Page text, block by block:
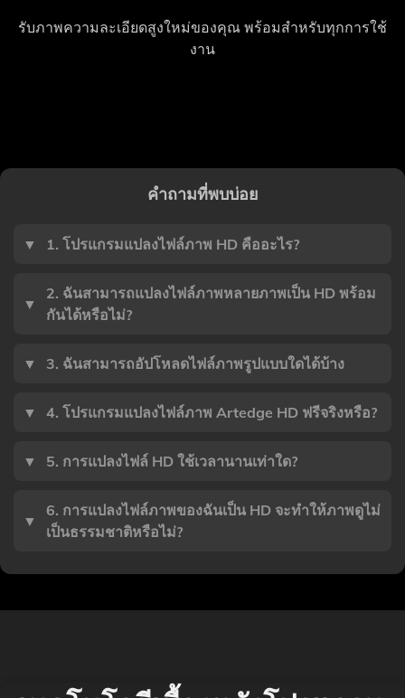
รับภาพความละเอียดสูงใหม่ของคุณ พร้อมสำหรับทุกการใช้
งาน
คำถามที่พบบ่อย
▼ 1. โปรแกรมแปลงไฟล์ภาพ HD คืออะไร?
▼
2. ฉันสามารถแปลงไฟล์ภาพหลายภาพเป็น HD พร้อม
กันได้หรือไม่?
▼ 3. ฉันสามารถอัปโหลดไฟล์ภาพรูปแบบใดได้บ้าง
▼ 4. โปรแกรมแปลงไฟล์ภาพ Artedge HD ฟรีจริงหรือ?
▼ 5. การแปลงไฟล์ HD ใช้เวลานานเท่าใด?
▼
6. การแปลงไฟล์ภาพของฉันเป็น HD จะทำให้ภาพดูไม่
เป็นธรรมชาติหรือไม่?